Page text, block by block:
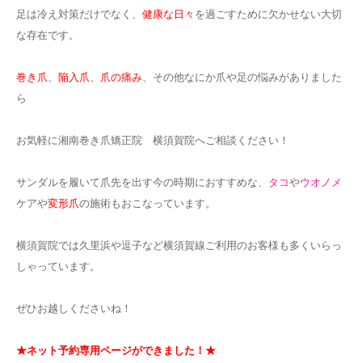
足は冷え対策だけでなく、 健康な日々 を過ごすために欠かせない大切
な存在です。
巻き爪、 陥入爪、 爪の痛み、その他なにか爪や足の悩みがありました
ら
お気軽に湘南巻き爪矯正院 横須賀院へご相談ください！
サンダルを履いて爪先を出す今の時期におすすめな、 タコやウオノメ
ケアや変形爪の施術もおこなっています。
横須賀院では久里浜や逗子など横須賀線ご利用のお客様も多くいらっ
しゃっています。
ぜひお越しくださいね！
★ネット予約専用ページができました！★